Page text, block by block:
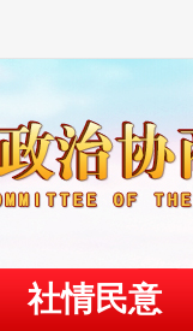
社情民意